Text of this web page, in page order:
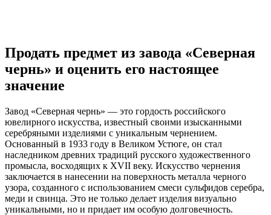
Продать предмет из завода «Северная
чернь» и оценить его настоящее
значение
Завод «Северная чернь» — это гордость российского
ювелирного искусства, известный своими изысканными
серебряными изделиями с уникальным чернением.
Основанный в 1933 году в Великом Устюге, он стал
наследником древних традиций русского художественного
промысла, восходящих к XVII веку. Искусство чернения
заключается в нанесении на поверхность металла черного
узора, созданного с использованием смеси сульфидов серебра,
меди и свинца. Это не только делает изделия визуально
уникальными, но и придает им особую долговечность.